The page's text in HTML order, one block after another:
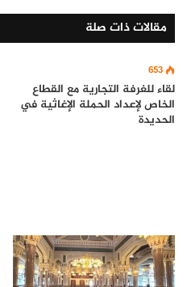
مقالات ذات صلة
653
لقاء للغرفة التجارية مع القطاع
الخاص لإعداد الحملة الإغاثية في
الحديدة